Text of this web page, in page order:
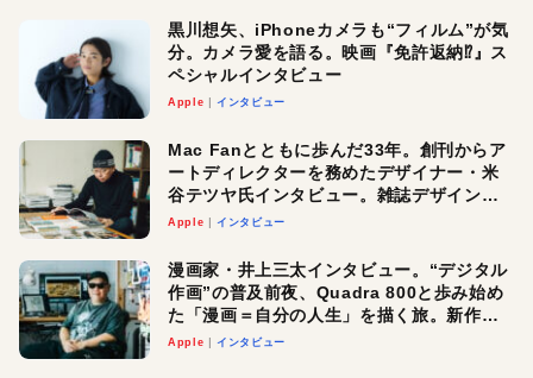
黒川想矢、iPhoneカメラも“フィルム”が気
分。カメラ愛を語る。映画『免許返納⁉︎』ス
ペシャルインタビュー
Apple インタビュー
Mac Fanとともに歩んだ33年。創刊からア
ートディレクターを務めたデザイナー・米
谷テツヤ氏インタビュー。雑誌デザインの
真髄と今後
Apple インタビュー
漫画家・井上三太インタビュー。“デジタル
作画”の普及前夜、Quadra 800と歩み始め
た「漫画＝自分の人生」を描く旅。新作
『惨家』に込めた想い
Apple インタビュー